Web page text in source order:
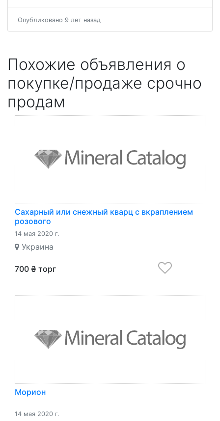
Опубликовано 9 лет назад
Похожие объявления о
покупке/продаже срочно
продам
Сахарный или снежный кварц c вкраплением
розового
14 мая 2020 г.
Украина
700 ₴ торг
Морион
14 мая 2020 г.